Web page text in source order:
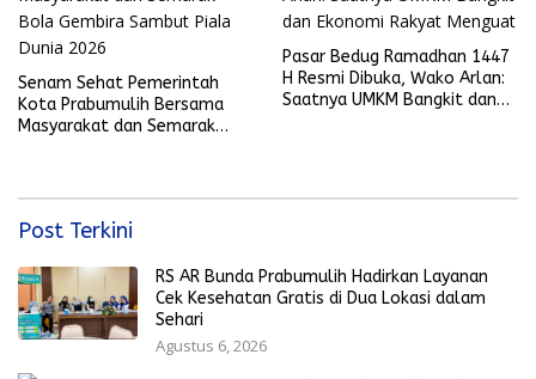
Senam Sehat Pemerintah
Kota Prabumulih Bersama
Masyarakat dan Semarak
Pasar Bedug Ramadhan 1447
H Resmi Dibuka, Wako Arlan:
Saatnya UMKM Bangkit dan
Post Terkini
RS AR Bunda Prabumulih Hadirkan Layanan
Cek Kesehatan Gratis di Dua Lokasi dalam
Sehari
Agustus 6, 2026